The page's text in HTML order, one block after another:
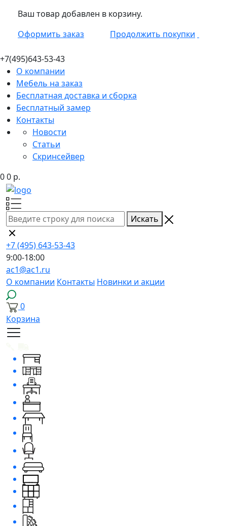
Ваш товар добавлен в корзину.
Оформить заказ
Продолжить покупки
+7(495)643-53-43
О компании
Мебель на заказ
Бесплатная доставка и сборка
Бесплатный замер
Контакты
Новости
Статьи
Скринсейвер
00 р.
Искать
+7 (495) 643-53-43
9:00-18:00
ac1@ac1.ru
О компании Контакты Новинки и акции
0
Корзина